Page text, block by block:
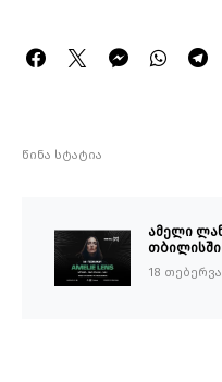
წინა სტატია
ამელი
თბილისში
18